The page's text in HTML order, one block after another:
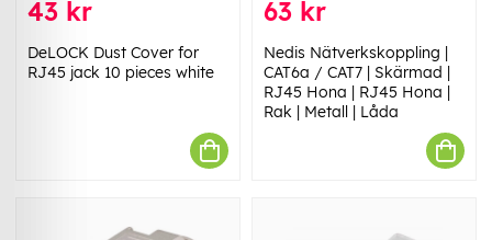
43 kr
DeLOCK Dust Cover for
RJ45 jack 10 pieces white
63 kr
Nedis Nätverkskoppling |
CAT6a / CAT7 | Skärmad |
RJ45 Hona | RJ45 Hona |
Rak | Metall | Låda